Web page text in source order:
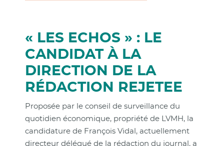
« LES ECHOS » : LE
CANDIDAT À LA
DIRECTION DE LA
RÉDACTION REJETEE
Proposée par le conseil de surveillance du
quotidien économique, propriété de LVMH, la
candidature de François Vidal, actuellement
directeur délégué de la rédaction du journal, a